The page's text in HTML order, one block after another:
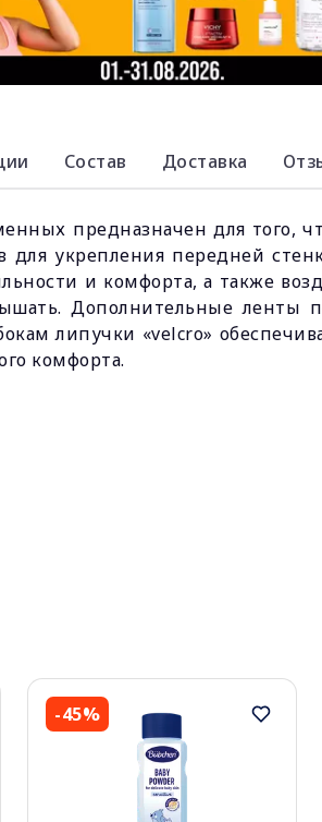
Состав Доставка
предназначен для того,
укрепления передней
и комфорта, а также
Дополнительные ленты
липучки «velcro»
комфорта.
-45%